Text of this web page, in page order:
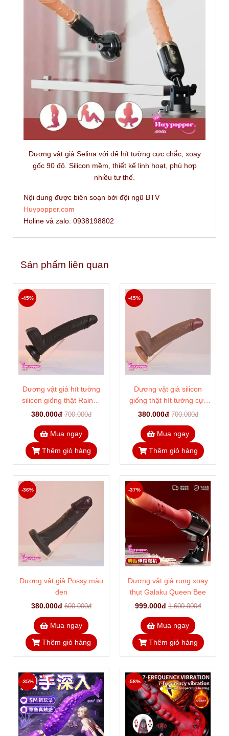
Dương vật giả Selina với đế hít tường cực chắc, xoay
gốc 90 độ. Silicon mềm, thiết kế linh hoạt, phù hợp
nhiều tư thế.
Nội dung được biên soạn bởi đội ngũ BTV
Huypopper.com
Holine và zalo: 0938198802
Sản phẩm liên quan
Dương vật giả hít tường
silicon giống thật Rainaz
màu nâu
380.000đ 700.000đ
-45%
Mua ngay
Thêm giỏ hàng
Dương vật giả silicon
giống thật hít tường cực
chắc Rainaz màu da
380.000đ 700.000đ
-45%
Mua ngay
Thêm giỏ hàng
Dương vật giả Possy màu
đen
380.000đ 600.000đ
-36%
Mua ngay
Thêm giỏ hàng
Dương vật giả rung xoay
thụt Galaku Queen Bee
999.000đ 1.600.000đ
-37%
Mua ngay
Thêm giỏ hàng
-35% -58%